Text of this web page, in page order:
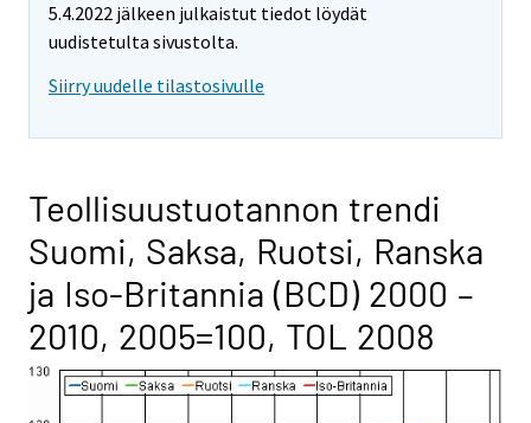
5.4.2022 jälkeen julkaistut tiedot löydät
uudistetulta sivustolta.
Siirry uudelle tilastosivulle
Teollisuustuotannon trendi
Suomi, Saksa, Ruotsi, Ranska
ja Iso-Britannia (BCD) 2000 –
2010, 2005=100, TOL 2008